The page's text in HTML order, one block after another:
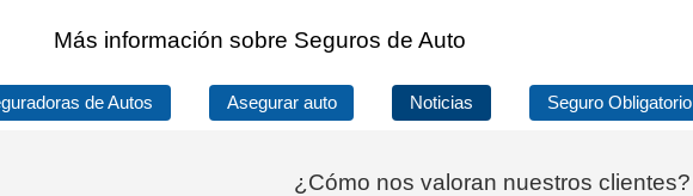
Más información sobre Seguros de Auto
de Autos Asegurar auto Noticias Seguro Obligatorio
¿Cómo nos valoran nuestros clientes?